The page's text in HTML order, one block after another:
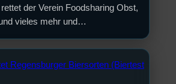
der Verein Foodsharing Obst,
vieles mehr und…